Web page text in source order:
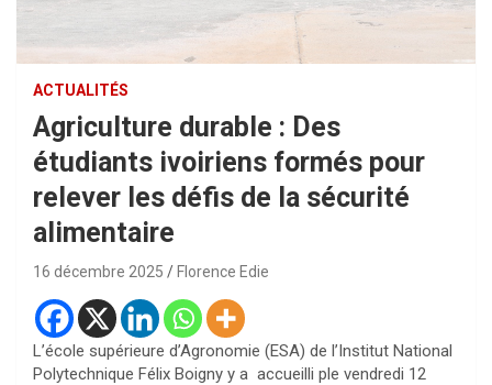
ACTUALITÉS
Agriculture durable : Des
étudiants ivoiriens formés pour
relever les défis de la sécurité
alimentaire
16 décembre 2025 Florence Edie
L’école supérieure d’Agronomie (ESA) de l’Institut National
Polytechnique Félix Boigny y a accueilli ple vendredi 12